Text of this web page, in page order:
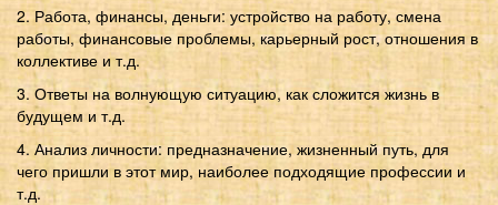
2. Работа, финансы, деньги: устройство на работу, смена
работы, финансовые проблемы, карьерный рост, отношения в
коллективе и т.д.
3. Ответы на волнующую ситуацию, как сложится жизнь в
будущем и т.д.
4. Анализ личности: предназначение, жизненный путь, для
чего пришли в этот мир, наиболее подходящие профессии и
т.д.